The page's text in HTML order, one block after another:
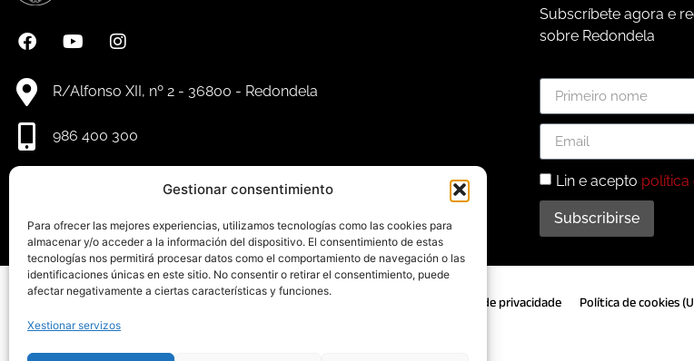
Gestionar consentimiento
Para ofrecer las mejores experiencias, utilizamos tecnologías como las cookies para
almacenar y/o acceder a la información del dispositivo. El consentimiento de estas
tecnologías nos permitirá procesar datos como el comportamiento de navegación o las
identificaciones únicas en este sitio. No consentir o retirar el consentimiento, puede
afectar negativamente a ciertas características y funciones.
Xestionar servizos
R/Alfonso XII, nº 2 - 36800 - Redondela
986 400 300
info@redondela.gal
Subscríbete agora e
sobre Redondela
Lin e acepto política
Subscribirse
Política de privacidade Política de cookies